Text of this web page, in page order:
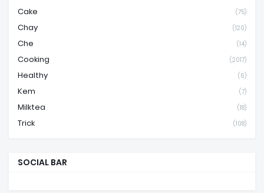
Cake (75)
Chay (120)
Che (14)
Cooking (2017)
Healthy (6)
Kem (7)
Milktea (18)
Trick (108)
SOCIAL BAR